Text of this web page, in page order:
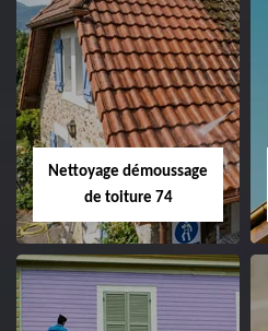
Nettoyage démoussage
de toiture 74